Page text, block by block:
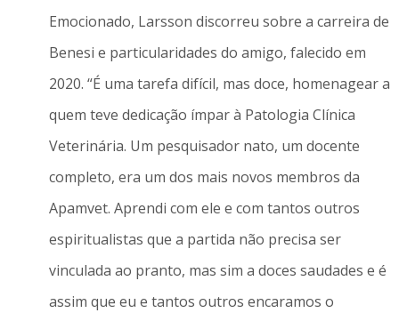
Emocionado, Larsson discorreu sobre a carreira de
Benesi e particularidades do amigo, falecido em
2020. “É uma tarefa difícil, mas doce, homenagear a
quem teve dedicação ímpar à Patologia Clínica
Veterinária. Um pesquisador nato, um docente
completo, era um dos mais novos membros da
Apamvet. Aprendi com ele e com tantos outros
espiritualistas que a partida não precisa ser
vinculada ao pranto, mas sim a doces saudades e é
assim que eu e tantos outros encaramos o